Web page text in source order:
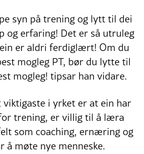
syn på trening og lytt til dei
og erfaring! Det er så utruleg
er aldri ferdiglært! Om du
mogleg PT, bør du lytte til
mogleg! tipsar han vidare.
i yrket er at ein har
trening, er villig til å læra
som coaching, ernæring og
å møte nye menneske.